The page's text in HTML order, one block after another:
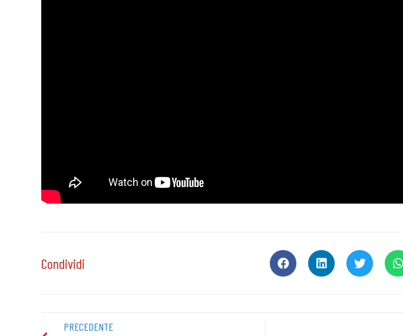
Condividi
PRECEDENTE